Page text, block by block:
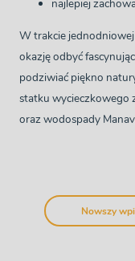
najlepiej
W trakcie
okazję odbyć
podziwiać piękno
statku wycieczkowego
orazwodospady
Nowszy